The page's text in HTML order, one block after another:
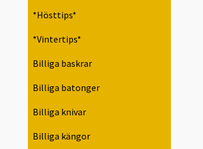
*Hösttips*
*Vintertips*
Billiga baskrar
Billiga batonger
Billiga knivar
Billiga kängor